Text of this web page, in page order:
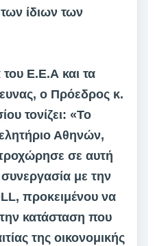
ίδιων των
Ε.Ε.Α και τα
ο Πρόεδρος κ.
τονίζει: «Το
Αθηνών,
σε αυτή
με την
προκειμένου να
την κατάσταση που
της οικονομικής